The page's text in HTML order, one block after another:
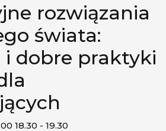
rozwiązania
świata:
i dobre praktyki
18.30 - 19.30